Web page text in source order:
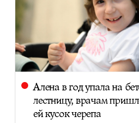
Алена в год упала на
лестницу, врачам
ей кусок черепа